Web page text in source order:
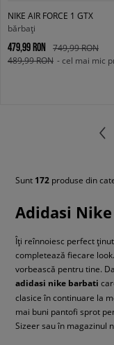
NIKE AIR FORCE 1 GTX
bărbați
479,99 RON
749,99 RON
489,99 RON - cel mai mic
Sunt 172 produse din
Adidasi
Îți reînnoiesc perfect
completează fiecare
vorbească pentru tine.
adidasi nike barbati
clasice în continuare la
mai buni pantofi sprot
Sizeer sau în magazinul